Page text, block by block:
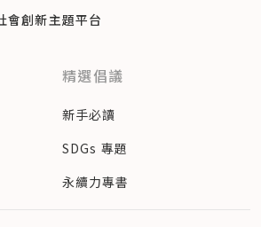
會創新主題平台
精選倡議
新手必讀
SDGs 專題
永續力專書